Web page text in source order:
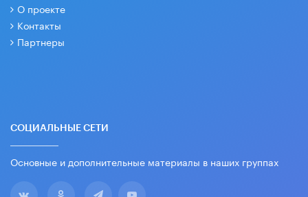
О проекте
Контакты
Партнеры
СОЦИАЛЬНЫЕ СЕТИ
Основные и дополнительные материалы в наших группах